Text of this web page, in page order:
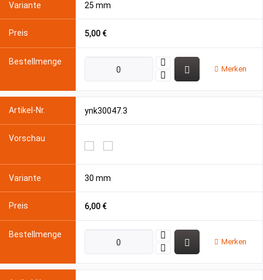
25 mm
5,00 €
Merken
ynk30047.3
30 mm
6,00 €
Merken